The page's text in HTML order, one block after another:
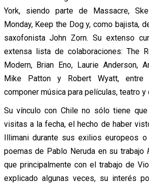
York, siendo parte de Massacre,
Monday, Keep the Dog y, como bajista,
saxofonista John Zorn. Su extenso
extensa lista de colaboraciones: The
Modern, Brian Eno, Laurie Anderson,
Mike Patton y Robert Wyatt, entre
componer música para películas, teatro y
Su vínculo con Chile no sólo tiene
visitas a la fecha, el hecho de haber
Illimani durante sus exilios europeos
poemas de Pablo Neruda en su trabajo
que principalmente con el trabajo de
explicado algunas veces, su interés